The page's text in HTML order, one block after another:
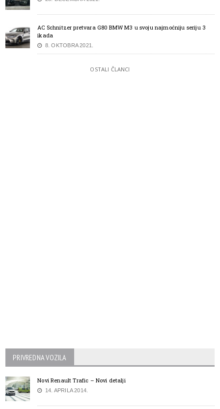
AC Schnitzer pretvara G80 BMW M3 u svoju najmoćniju seriju 3
ikada
8. OKTOBRA 2021.
OSTALI ČLANCI
PRIVREDNA VOZILA
Novi Renault Trafic – Novi detalji
14. APRILA 2014.